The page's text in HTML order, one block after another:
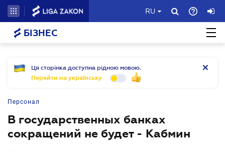
RU
БІЗНЕС
Ця сторінка доступна рідною мовою.
Перейти на українську
Персонал
В государственных банках
сокращений не будет - Кабмин